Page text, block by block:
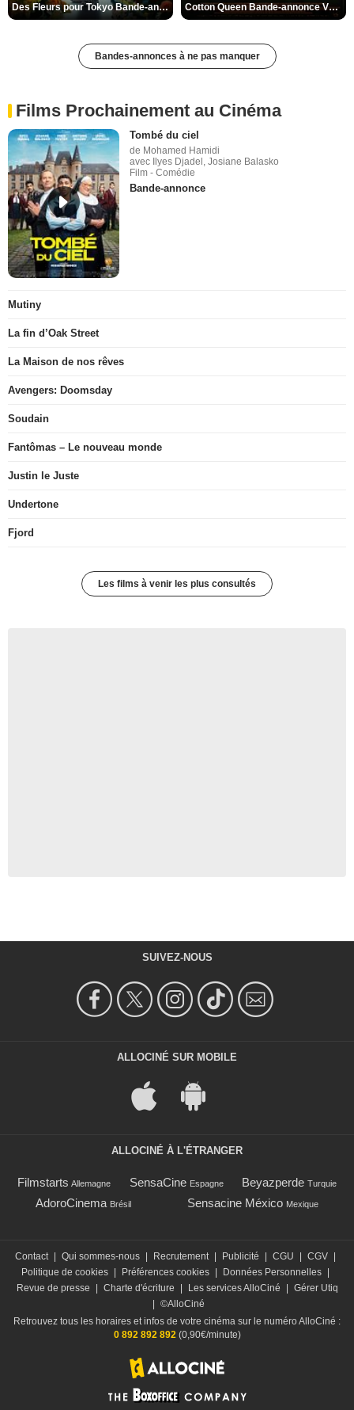
Des Fleurs pour Tokyo Bande-annonce VO STFR Cotton Queen Bande-annonce VO STFR
Bandes-annonces à ne pas manquer
Films Prochainement au Cinéma
Tombé du ciel
de Mohamed Hamidi
avec Ilyes Djadel, Josiane Balasko
Film - Comédie
Bande-annonce
Mutiny
La fin d’Oak Street
La Maison de nos rêves
Avengers: Doomsday
Soudain
Fantômas – Le nouveau monde
Justin le Juste
Undertone
Fjord
Les films à venir les plus consultés
SUIVEZ-NOUS
ALLOCINÉ SUR MOBILE
ALLOCINÉ À L'ÉTRANGER
Filmstarts Allemagne SensaCine Espagne Beyazperde Turquie
AdoroCinema Brésil Sensacine México Mexique
Contact Qui sommes-nous Recrutement Publicité CGU CGV
Politique de cookies
Préférences cookies Données Personnelles
Revue de presse
Charte d'écriture Les services AlloCiné
Gérer Utiq
©AlloCiné
Retrouvez tous les horaires et infos de votre cinéma sur le numéro AlloCiné :
0 892 892 892(0,90€/minute)